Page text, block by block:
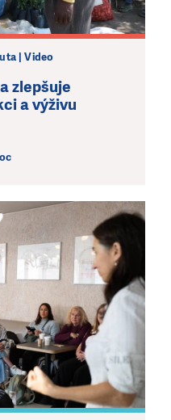
| Video
zlepšuje
a výživu